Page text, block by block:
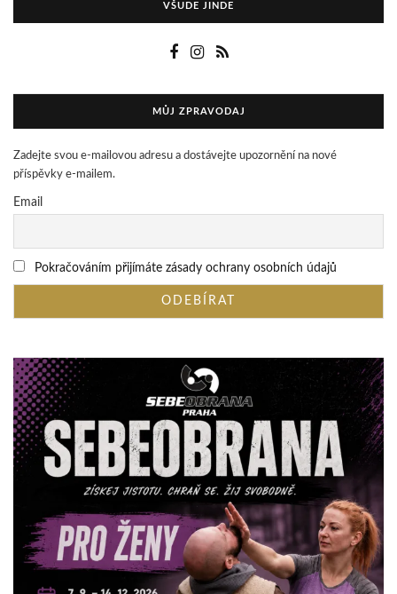
VŠUDE JINDE
MŮJ ZPRAVODAJ
Zadejte svou e-mailovou adresu a dostávejte upozornění na nové
příspěvky e-mailem.
Email
Pokračováním přijímáte zásady ochrany osobních údajů